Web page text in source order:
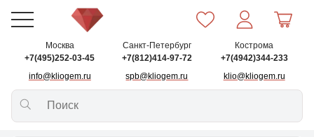
Москва
+7(495)252-03-45
info@kliogem.ru
Санкт-Петербург
+7(812)414-97-72
spb@kliogem.ru
Кострома
+7(4942)344-233
klio@kliogem.ru